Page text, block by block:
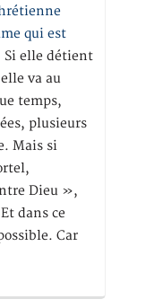
qui est
Si elle détient
va au
temps,
plusieurs
Mais si
Dieu »,
dans ce
Car